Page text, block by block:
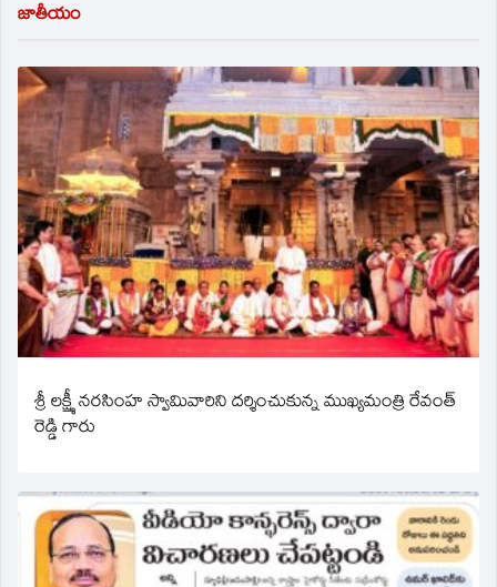
జాతీయం
శ్రీ లక్ష్మీ నరసింహ స్వామివారిని దర్శించుకున్న ముఖ్యమంత్రి రేవంత్
రెడ్డి గారు